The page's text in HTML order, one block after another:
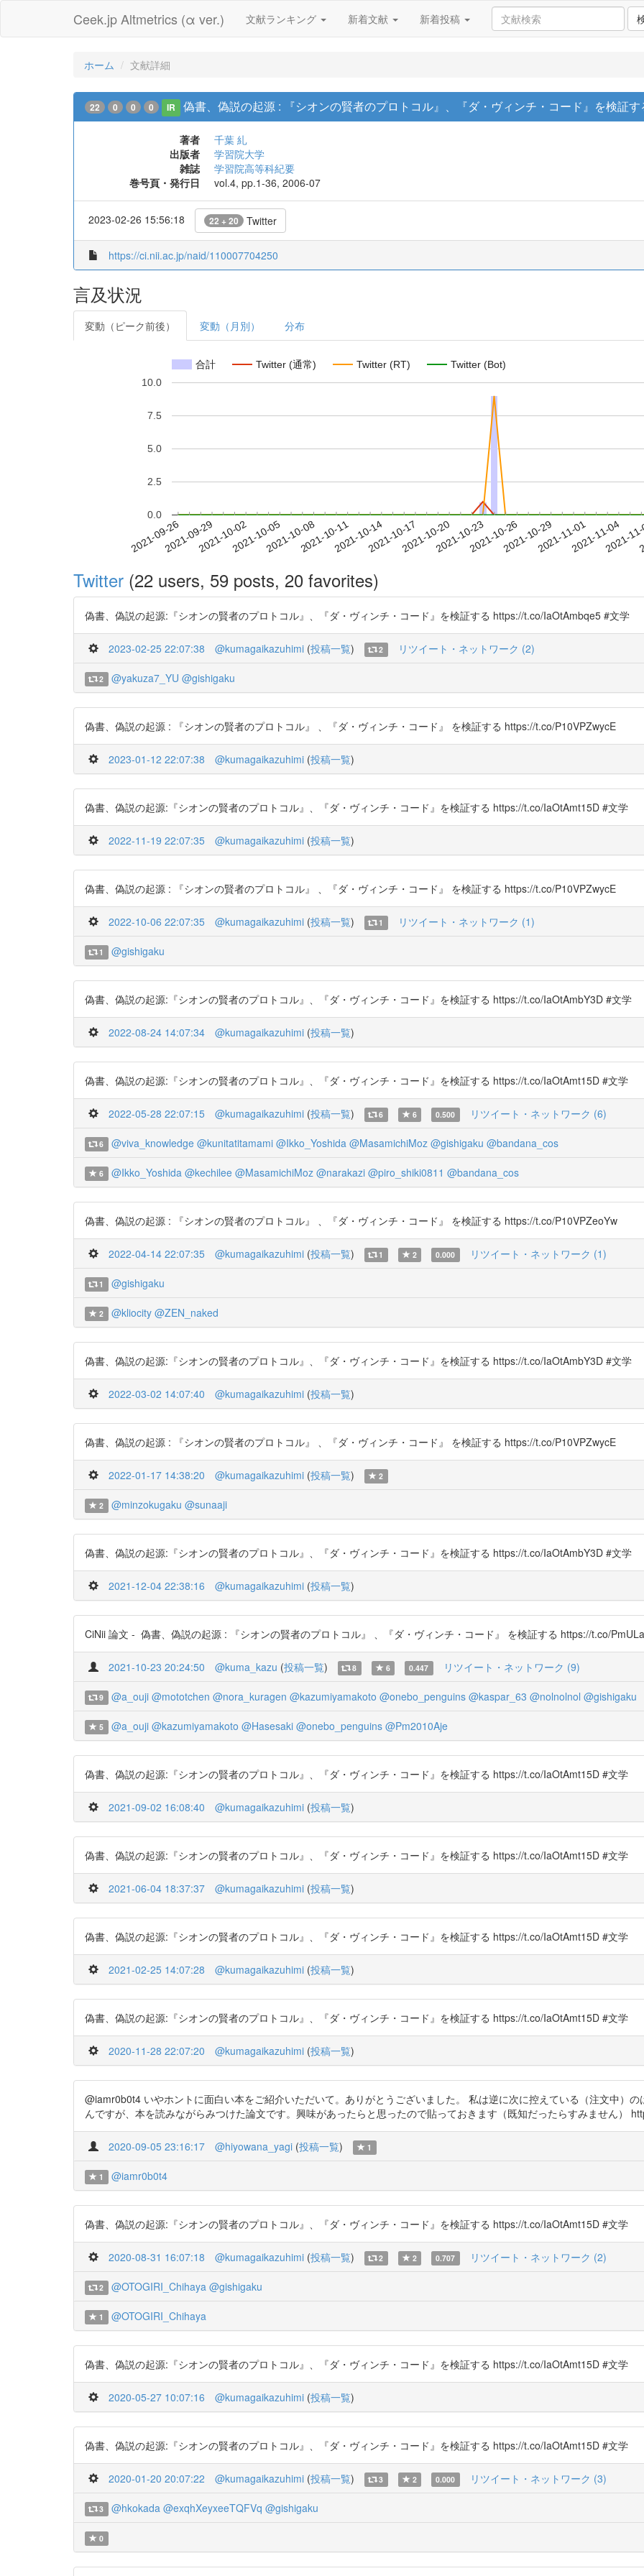
Ceek.jp Altmetrics (α ver.) 文献ランキング 新着文献 新着投稿
ホーム 文献詳細
22 0 0 0 IR 偽書、偽説の起源 : 『シオンの賢者のプロトコル』、『ダ・ヴィンチ・コード』を検証す
著者
千葉 糺
出版者
学習院大学
雑誌
学習院高等科紀要
巻号頁・発行日
vol.4, pp.1-36, 2006-07
2023-02-26 15:56:18 22 + 20 Twitter
https://ci.nii.ac.jp/naid/110007704250
言及状況
変動（ピーク前後） 変動（月別） 分布
合計 Twitter (通常) Twitter (RT) Twitter (Bot)
2021-09-262021-09-292021-10-022021-10-052021-10-082021-10-112021-10-142021-10-172021-10-202021-10-232021-10-262021-10-292021-11-012021-11-04
2021-
0.0
2.5
5.0
7.5
10.0
Twitter (22 users, 59 posts, 20 favorites)
偽書、偽説の起源:『シオンの賢者のプロトコル』、『ダ・ヴィンチ・コード』を検証する https://t.co/IaOtAmbqe5 #文学
2023-02-25 22:07:38 @kumagaikazuhimi (投稿一覧) 2 リツイート・ネットワーク (2)
2 @yakuza7_YU @gishigaku
偽書、偽説の起源 : 『シオンの賢者のプロトコル』 、『ダ・ヴィンチ・コード』 を検証する https://t.co/P10VPZwycE
2023-01-12 22:07:38 @kumagaikazuhimi (投稿一覧)
偽書、偽説の起源:『シオンの賢者のプロトコル』、『ダ・ヴィンチ・コード』を検証する https://t.co/IaOtAmt15D #文学
2022-11-19 22:07:35 @kumagaikazuhimi (投稿一覧)
偽書、偽説の起源 : 『シオンの賢者のプロトコル』 、『ダ・ヴィンチ・コード』 を検証する https://t.co/P10VPZwycE
2022-10-06 22:07:35 @kumagaikazuhimi (投稿一覧) 1 リツイート・ネットワーク (1)
1 @gishigaku
偽書、偽説の起源:『シオンの賢者のプロトコル』、『ダ・ヴィンチ・コード』を検証する https://t.co/IaOtAmbY3D #文学
2022-08-24 14:07:34 @kumagaikazuhimi (投稿一覧)
偽書、偽説の起源:『シオンの賢者のプロトコル』、『ダ・ヴィンチ・コード』を検証する https://t.co/IaOtAmt15D #文学
2022-05-28 22:07:15 @kumagaikazuhimi (投稿一覧) 6 6 0.500 リツイート・ネットワーク (6)
6 @viva_knowledge @kunitatitamami @Ikko_Yoshida @MasamichiMoz @gishigaku @bandana_cos
6 @Ikko_Yoshida @kechilee @MasamichiMoz @narakazi @piro_shiki0811 @bandana_cos
偽書、偽説の起源 : 『シオンの賢者のプロトコル』 、『ダ・ヴィンチ・コード』 を検証する https://t.co/P10VPZeoYw
2022-04-14 22:07:35 @kumagaikazuhimi (投稿一覧) 1 2 0.000 リツイート・ネットワーク (1)
1 @gishigaku
2 @kliocity @ZEN_naked
偽書、偽説の起源:『シオンの賢者のプロトコル』、『ダ・ヴィンチ・コード』を検証する https://t.co/IaOtAmbY3D #文学
2022-03-02 14:07:40 @kumagaikazuhimi (投稿一覧)
偽書、偽説の起源 : 『シオンの賢者のプロトコル』 、『ダ・ヴィンチ・コード』 を検証する https://t.co/P10VPZwycE
2022-01-17 14:38:20 @kumagaikazuhimi (投稿一覧) 2
2 @minzokugaku @sunaaji
偽書、偽説の起源:『シオンの賢者のプロトコル』、『ダ・ヴィンチ・コード』を検証する https://t.co/IaOtAmbY3D #文学
2021-12-04 22:38:16 @kumagaikazuhimi (投稿一覧)
CiNii 論文 - 偽書、偽説の起源 : 『シオンの賢者のプロトコル』 、『ダ・ヴィンチ・コード』 を検証する https://t.co/
2021-10-23 20:24:50 @kuma_kazu (投稿一覧) 8 6 0.447 リツイート・ネットワーク (9)
9 @a_ouji @mototchen @nora_kuragen @kazumiyamakoto @onebo_penguins @kaspar_63 @nolnolnol @gishigaku
5 @a_ouji @kazumiyamakoto @Hasesaki @onebo_penguins @Pm2010Aje
偽書、偽説の起源:『シオンの賢者のプロトコル』、『ダ・ヴィンチ・コード』を検証する https://t.co/IaOtAmt15D #文学
2021-09-02 16:08:40 @kumagaikazuhimi (投稿一覧)
偽書、偽説の起源:『シオンの賢者のプロトコル』、『ダ・ヴィンチ・コード』を検証する https://t.co/IaOtAmt15D #文学
2021-06-04 18:37:37 @kumagaikazuhimi (投稿一覧)
偽書、偽説の起源:『シオンの賢者のプロトコル』、『ダ・ヴィンチ・コード』を検証する https://t.co/IaOtAmt15D #文学
2021-02-25 14:07:28 @kumagaikazuhimi (投稿一覧)
偽書、偽説の起源:『シオンの賢者のプロトコル』、『ダ・ヴィンチ・コード』を検証する https://t.co/IaOtAmt15D #文学
2020-11-28 22:07:20 @kumagaikazuhimi (投稿一覧)
@iamr0b0t4 いやホントに面白い本をご紹介いただいて。ありがとうございました。 私は逆に次に控えている（注文中）
んですが、本を読みながらみつけた論文です。興味があったらと思ったので貼っておきます（既知だったらすみません）
2020-09-05 23:16:17 @hiyowana_yagi (投稿一覧) 1
1 @iamr0b0t4
偽書、偽説の起源:『シオンの賢者のプロトコル』、『ダ・ヴィンチ・コード』を検証する https://t.co/IaOtAmt15D #文学
2020-08-31 16:07:18 @kumagaikazuhimi (投稿一覧) 2 2 0.707 リツイート・ネットワーク (2)
2 @OTOGIRI_Chihaya @gishigaku
1 @OTOGIRI_Chihaya
偽書、偽説の起源:『シオンの賢者のプロトコル』、『ダ・ヴィンチ・コード』を検証する https://t.co/IaOtAmt15D #文学
2020-05-27 10:07:16 @kumagaikazuhimi (投稿一覧)
偽書、偽説の起源:『シオンの賢者のプロトコル』、『ダ・ヴィンチ・コード』を検証する https://t.co/IaOtAmt15D #文学
2020-01-20 20:07:22 @kumagaikazuhimi (投稿一覧) 3 2 0.000 リツイート・ネットワーク (3)
3 @hkokada @exqhXeyxeeTQFVq @gishigaku
0